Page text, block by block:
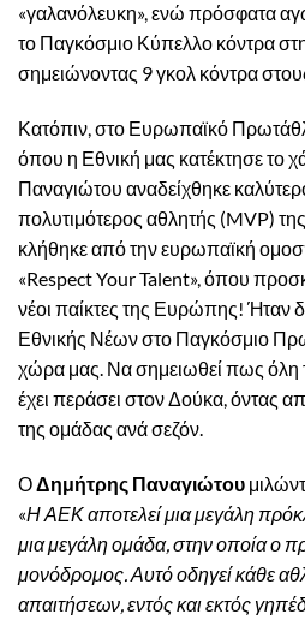
«γαλανόλευκη», ενώ πρόσφατα
το Παγκόσμιο Κύπελλο κόντρα
σημειώνοντας 9 γκολ κόντρα
Κατόπιν, στο Ευρωπαϊκό
όπου η Εθνική μας κατέκτησε το
Παναγιώτου αναδείχθηκε
πολυτιμότερος αθλητής (MVP)
κλήθηκε από την ευρωπαϊκή
«Respect Your Talent», όπου
νέοι παίκτες της Ευρώπης! Ήταν
Εθνικής Νέων στο Παγκόσμιο
χώρα μας. Να σημειωθεί πως όλη
έχει περάσει στον Δούκα, όντας
της ομάδας ανά σεζόν.
Ο Δημήτρης Παναγιώτου
«Η ΑΕΚ αποτελεί μια μεγάλη
μια μεγάλη ομάδα, στην οποία ο
μονόδρομος. Αυτό οδηγεί κάθε
απαιτήσεων, εντός και εκτός